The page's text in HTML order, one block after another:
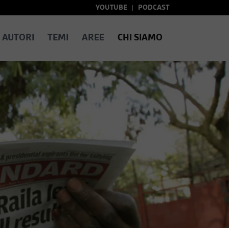
YOUTUBE PODCAST
AUTORI TEMI AREE CHI SIAMO